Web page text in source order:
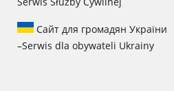
Сайт для громадян України
–Serwis dla obywateli Ukrainy